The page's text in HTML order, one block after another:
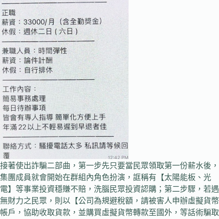
接著使出詐騙二部曲，第一步先只要當民眾領取第一份薪水後，
集團成員就會開始在群組內角色扮演，誆稱有【太陽能板、光
電】等事業投資穩賺不賠，洗腦民眾投資認購；第二步驟，若遇
無財力之民眾，則以【公司為規避稅額，請被害人申辦虛擬貨幣
帳戶，協助收取貨款，並購買虛擬貨幣轉款至國外，等話術騙取